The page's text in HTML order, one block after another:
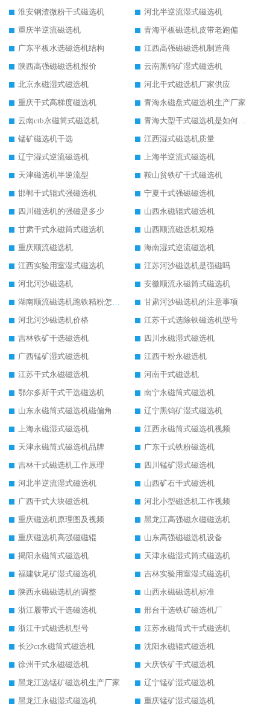
淮安钢渣微粉干式磁选机
河北半逆流湿式磁选机
重庆半逆流磁选机
青海平板磁选机皮带老跑偏
广东平板水选磁选机结构
江西高强磁磁选机制造商
陕西高强磁磁选机报价
云南黑钨矿湿式磁选机
北京永磁湿式磁选机
河北干式磁选机厂家供应
重庆干式高梯度磁选机
青海永磁盘式磁选机生产厂家
云南ctb永磁筒式磁选机
青海大型干式磁选机是如何选矿的
锰矿磁选机干选
江西湿式磁选机质量
辽宁湿式逆流磁选机
上海半逆流式磁选机
天津磁选机半逆流型
鞍山贫铁矿干式磁选机
邯郸干式辊式强磁选机
宁夏干式强磁磁选机
四川磁选机的强磁是多少
山西永磁辊式磁选机
甘肃干式永磁筒式磁选机
山西顺流磁选机规格
重庆顺流磁选机
海南湿式逆流磁选机
江西实验用室湿式磁选机
江苏河沙磁选机是强磁吗
河北河沙磁选机
安徽顺流永磁筒式磁选机
湖南顺流磁选机跑铁精粉怎么处理
甘肃河沙磁选机的注意事项
河北河沙磁选机价格
江苏干式选除铁磁选机型号
吉林铁矿干选磁选机
四川永磁湿式磁选机
广西锰矿湿式磁选机
江西干粉永磁选机
江苏干式永磁磁选机
河南干式磁选机
鄂尔多斯干式干选磁选机
南宁永磁筒式磁选机
山东永磁筒式磁选机磁偏角怎么调整
辽宁黑钨矿湿式磁选机
上海永磁湿式磁选机
江西永磁筒式磁选机视频
天津永磁筒式磁选机品牌
广东干式铁粉磁选机
吉林干式磁选机工作原理
四川锰矿湿式磁选机
河北半逆流湿式磁选机
山西矿石干式磁选机
广西干式大块磁选机
河北小型磁选机工作视频
重庆磁选机原理图及视频
黑龙江高强磁永磁磁选机
重庆磁选机高强磁磁辊
山东高强磁磁选机设备
揭阳永磁筒式磁选机
天津永磁湿式筒式磁选机
福建钛尾矿湿式磁选机
吉林实验用室湿式磁选机
陕西永磁磁选机的调整
山西永磁磁选机标准
浙江履带式干选磁选机
邢台干选铁矿磁选机厂
浙江干式磁选机型号
江苏永磁筒式干式磁选机
长沙ct永磁筒式磁选机
沈阳永磁辊式磁选机
徐州干式永磁磁选机
大庆铁矿干式磁选机
黑龙江选锰矿磁选机生产厂家
辽宁锰矿湿式磁选机
黑龙江永磁湿式磁选机
重庆锰矿湿式磁选机